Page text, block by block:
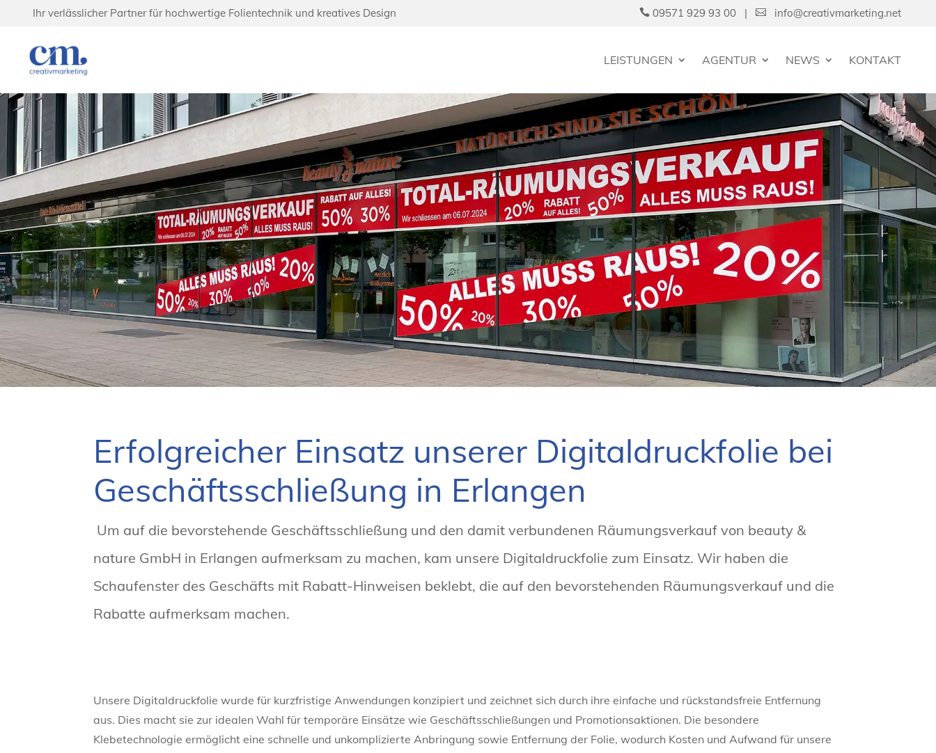
Ihr verlässlicher Partner für hochwertige Folientechnik und kreatives Design 09571 929 93 00 |  info@creativmarketing.net
LEISTUNGEN AGENTUR NEWS KONTAKT
Erfolgreicher Einsatz unserer Digitaldruckfolie bei
Geschäftsschließung in Erlangen
Um auf die bevorstehende Geschäftsschließung und den damit verbundenen Räumungsverkauf von beauty &
nature GmbH in Erlangen aufmerksam zu machen, kam unsere Digitaldruckfolie zum Einsatz. Wir haben die
Schaufenster des Geschäfts mit Rabatt-Hinweisen beklebt, die auf den bevorstehenden Räumungsverkauf und die
Rabatte aufmerksam machen.
Unsere Digitaldruckfolie wurde für kurzfristige Anwendungen konzipiert und zeichnet sich durch ihre einfache und rückstandsfreie Entfernung
aus. Dies macht sie zur idealen Wahl für temporäre Einsätze wie Geschäftsschließungen und Promotionsaktionen. Die besondere
Klebetechnologie ermöglicht eine schnelle und unkomplizierte Anbringung sowie Entfernung der Folie, wodurch Kosten und Aufwand für unsere